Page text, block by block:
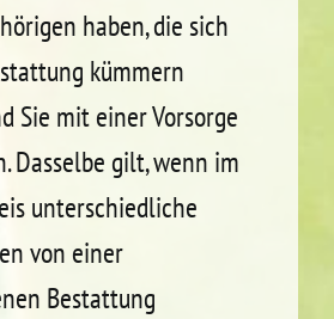
haben, die sich
kümmern
Sie mit einer Vorsorge
Dasselbe gilt, wenn im
unter­schiedliche
von einer
Bestattung